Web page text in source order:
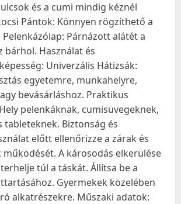
és a cumi mindig kéznél
Pántok: Könnyen rögzíthető a
Párnázott alátét a
bárhol. Használat és
Univerzális Hátizsák:
egyetemre, munkahelyre,
bevásárláshoz. Praktikus
pelenkáknak, cumisüvegeknek,
tableteknek. Biztonság és
előtt ellenőrizze a zárak és
A károsodás elkerülése
túl a táskát. Állítsa be a
Gyermekek közelében
alkatrészekre. Műszaki adatok: